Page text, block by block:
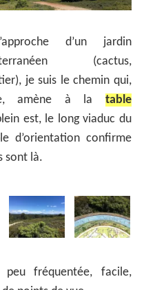
d’un jardin
(cactus,
je suis le chemin qui,
amène à la table
est, le long viaduc du
d’orientation confirme
sont là.
fréquentée, facile,